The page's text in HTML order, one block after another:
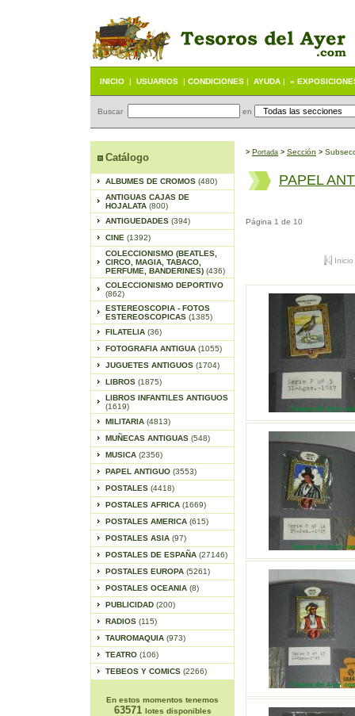
INICIO | USUARIOS | CONDICIONES | AYUDA | «
Buscar en
Catálogo
ALBUMES DE CROMOS (480)
ANTIGUAS CAJAS DE
HOJALATA (800)
ANTIGUEDADES (394)
CINE (1392)
COLECCIONISMO (BEATLES,
CIRCO, MAGIA, TABACO,
PERFUME, BANDERINES) (436)
COLECCIONISMO DEPORTIVO
(862)
ESTEREOSCOPIA - FOTOS
ESTEREOSCOPICAS (1385)
FILATELIA (36)
FOTOGRAFIA ANTIGUA (1055)
JUGUETES ANTIGUOS (1704)
LIBROS (1875)
LIBROS INFANTILES ANTIGUOS
(1619)
MILITARIA (4813)
MUÑECAS ANTIGUAS (548)
MUSICA (2356)
PAPEL ANTIGUO (3553)
POSTALES (4418)
POSTALES AFRICA (1669)
POSTALES AMERICA (615)
POSTALES ASIA (97)
POSTALES DE ESPAÑA (27146)
POSTALES EUROPA (5261)
POSTALES OCEANIA (8)
PUBLICIDAD (200)
RADIOS (115)
TAUROMAQUIA (973)
TEATRO (106)
TEBEOS Y COMICS (2266)
En estos momentos tenemos
63571 lotes disponibles
> Portada > Sección >
PAPEL
Página 1 de 10
Inicio